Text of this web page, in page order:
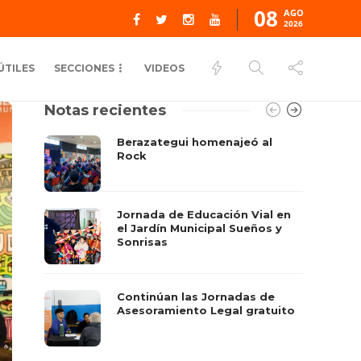
08 AGO
2026
SECCIONES VIDEOS
Notas recientes
Berazategui homenajeó al
Rock
Jornada de Educación Vial en
el Jardín Municipal Sueños y
Sonrisas
Continúan las Jornadas de
Asesoramiento Legal gratuito